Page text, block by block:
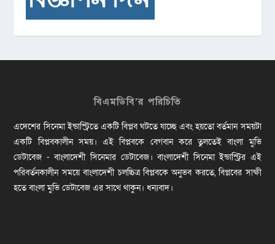
বিএমডিবি’র পরিচিতি
এদেশের সিনেমা ইন্ডাস্ট্রিতে একটি বিপ্লব ঘটতে যাচ্ছে এবং হয়তো বর্তমান সময়টা
একটি বিপ্লবকালীন সময়। এই বিপ্লবকে বেগবান করে তুলতেই বাংলা মুভি
ডেটাবেজ - বাংলাদেশী সিনেমার ডেটাবেজ। বাংলাদেশী সিনেমা ইন্ডাস্ট্রির এই
পরিবর্তনকালীন সময়ে বাংলাদেশী চলচ্চিত্র বিপ্লবকে অনুভব করতে, বিপ্লবের সাক্ষী
হতে বাংলা মুভি ডেটাবেজ এর সাথে থাকুন। ধন্যবাদ।